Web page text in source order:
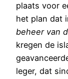
plaats voor
het plan dat
beheer van
kregen de
leger, dat